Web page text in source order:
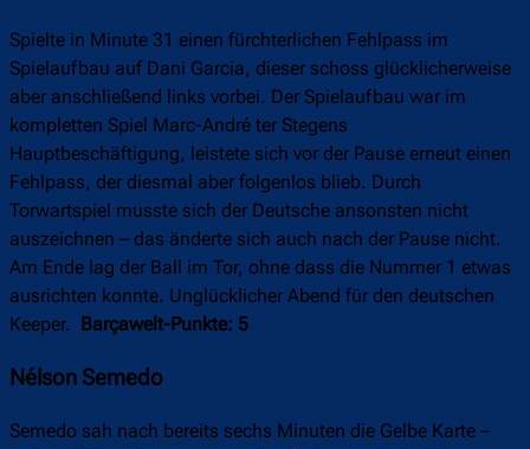
Spielte in Minute 31 einen fürchterlichen Fehlpass im
Spielaufbau auf Dani Garcia, dieser schoss glücklicherweise
aber anschließend links vorbei. Der Spielaufbau war im
kompletten Spiel Marc-André ter Stegens
Hauptbeschäftigung, leistete sich vor der Pause erneut einen
Fehlpass, der diesmal aber folgenlos blieb. Durch
Torwartspiel musste sich der Deutsche ansonsten nicht
auszeichnen – das änderte sich auch nach der Pause nicht.
Am Ende lag der Ball im Tor, ohne dass die Nummer 1 etwas
ausrichten konnte. Unglücklicher Abend für den deutschen
Keeper.
Barçawelt-Punkte: 5
Nélson Semedo
Semedo sah nach bereits sechs Minuten die Gelbe Karte –